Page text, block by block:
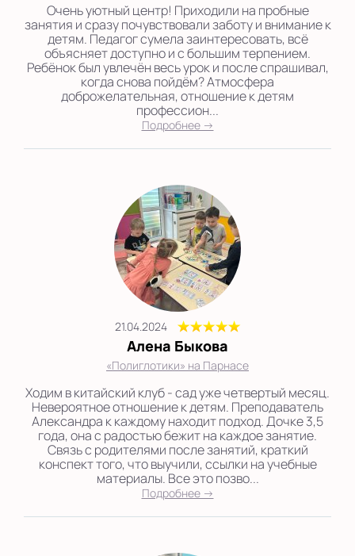
Очень уютный центр! Приходили на пробные
занятия и сразу почувствовали заботу и внимание к
детям. Педагог сумела заинтересовать, всё
объясняет доступно и с большим терпением.
Ребёнок был увлечён весь урок и после спрашивал,
когда снова пойдём? Атмосфера
доброжелательная, отношение к детям
профессион...
Подробнее →
21.04.2024
Алена Быкова
«Полиглотики» на Парнасе
Ходим в китайский клуб - сад уже четвертый месяц.
Невероятное отношение к детям. Преподаватель
Александра к каждому находит подход. Дочке 3,5
года, она с радостью бежит на каждое занятие.
Связь с родителями после занятий, краткий
конспект того, что выучили, ссылки на учебные
материалы. Все это позво...
Подробнее →